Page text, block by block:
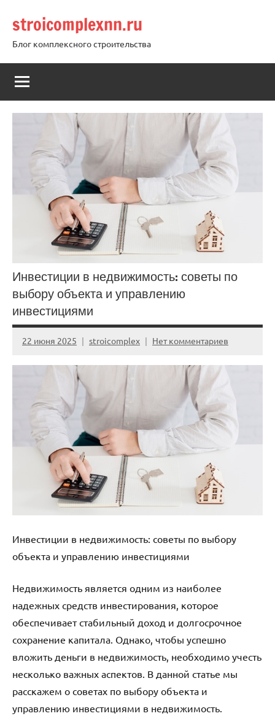
содержимому
stroicomplexnn.ru
Блог комплексного строительства
Инвестиции в недвижимость: советы по
выбору объекта и управлению
инвестициями
22 июня 2025 stroicomplex Нет комментариев
Инвестиции в недвижимость: советы по выбору
объекта и управлению инвестициями
Недвижимость является одним из наиболее
надежных средств инвестирования, которое
обеспечивает стабильный доход и долгосрочное
сохранение капитала. Однако, чтобы успешно
вложить деньги в недвижимость, необходимо учесть
несколько важных аспектов. В данной статье мы
расскажем о советах по выбору объекта и
управлению инвестициями в недвижимость.